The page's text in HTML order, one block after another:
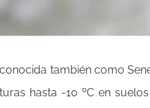
también como
hasta -10 ºC en